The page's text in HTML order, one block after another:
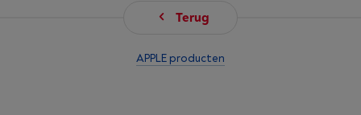
Terug
APPLE producten